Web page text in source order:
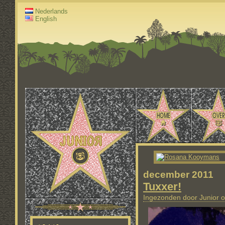
Nederlands
English
december 2011
Tuxxer!
Ingezonden door Junior